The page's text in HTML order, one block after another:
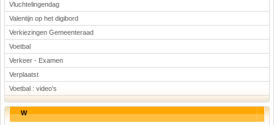
Vluchtelingendag
Valentijn op het digibord
Verkiezingen Gemeenteraad
Voetbal
Verkeer - Examen
Verplaatst
Voetbal : video's
W